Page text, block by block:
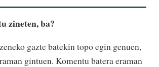
zineten, ba?
gazte batekin topo egin genuen,
gintuen. Komentu batera eraman